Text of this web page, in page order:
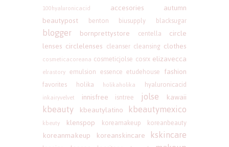
100hyaluronicacid accesories
autumn
beautypost
benton biusupply blacksugar
blogger bornprettystore centella
circle
lenses circlelenses cleanser cleansing clothes
cosmeticacoreana cosmeticjolse cosrx elizavecca
elrastory emulsion essence etudehouse fashion
favorites holika holikaholika hyaluronicacid
inkairyvelvet innisfree isntree jolse kawaii
kbeauty kbeautylatino kbeautymexico
kbeuty klenspop koreamakeup koreanbeauty
koreanmakeup koreanskincare kskincare